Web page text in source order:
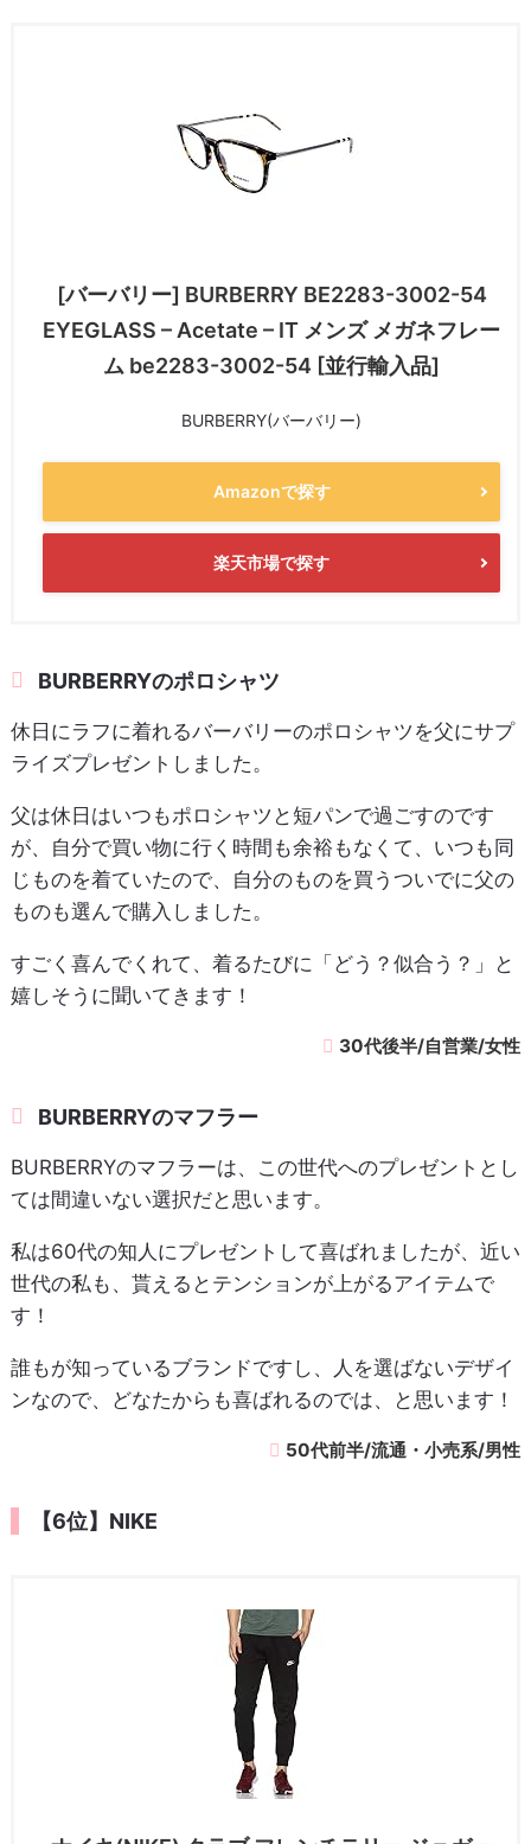
[バーバリー] BURBERRY BE2283-3002-54
EYEGLASS – Acetate – IT メンズ メガネフレー
ム be2283-3002-54 [並行輸入品]
BURBERRY(バーバリー)
Amazonで探す
楽天市場で探す
BURBERRYのポロシャツ
休日にラフに着れるバーバリーのポロシャツを父にサプ
ライズプレゼントしました。
父は休日はいつもポロシャツと短パンで過ごすのです
が、自分で買い物に行く時間も余裕もなくて、いつも同
じものを着ていたので、自分のものを買うついでに父の
ものも選んで購入しました。
すごく喜んでくれて、着るたびに「どう？似合う？」と
嬉しそうに聞いてきます！
30代後半/自営業/女性
BURBERRYのマフラー
BURBERRYのマフラーは、この世代へのプレゼントとし
ては間違いない選択だと思います。
私は60代の知人にプレゼントして喜ばれましたが、近い
世代の私も、貰えるとテンションが上がるアイテムで
す！
誰もが知っているブランドですし、人を選ばないデザイ
ンなので、どなたからも喜ばれるのでは、と思います！
50代前半/流通・小売系/男性
【6位】NIKE